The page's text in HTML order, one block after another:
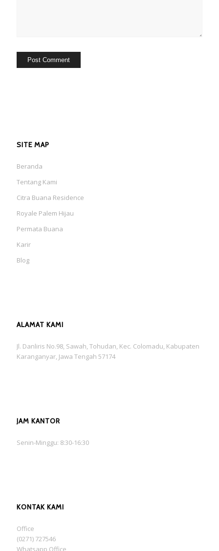
SITE MAP
Beranda
Tentang Kami
Citra Buana Residence
Royale Palem Hijau
Permata Buana
Karir
Blog
ALAMAT KAMI
Jl. Danliris No.98, Sawah, Tohudan, Kec. Colomadu, Kabupaten
Karanganyar, Jawa Tengah 57174
JAM KANTOR
Senin-Minggu: 8:30-16:30
KONTAK KAMI
Office
(0271) 727546
Whatsapp Office